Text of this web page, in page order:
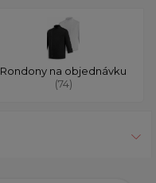
Rondony na objednávku
(74)